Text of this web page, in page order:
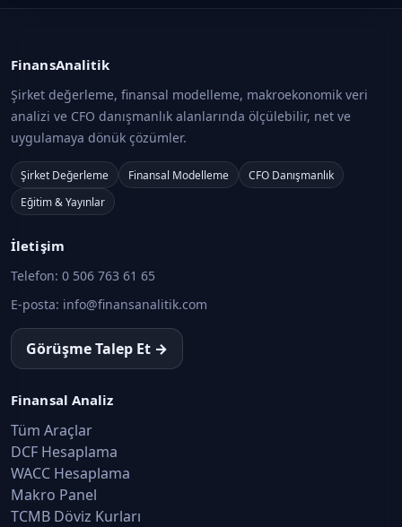
FinansAnalitik
Şirket değerleme, finansal modelleme, makroekonomik veri
analizi ve CFO danışmanlık alanlarında ölçülebilir, net ve
uygulamaya dönük çözümler.
Şirket Değerleme Finansal Modelleme
CFO Danışmanlık
Eğitim & Yayınlar
İletişim
Telefon: 0 506 763 61 65
E-posta: info@finansanalitik.com
Görüşme Talep Et →
Finansal Analiz
Tüm Araçlar
DCF Hesaplama
WACC Hesaplama
Makro Panel
TCMB Döviz Kurları